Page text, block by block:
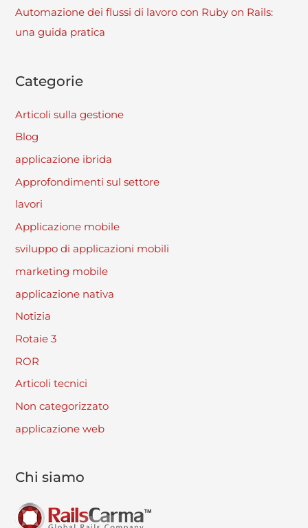
Automazione dei flussi di lavoro con Ruby on Rails:
una guida pratica
Categorie
Articoli sulla gestione
Blog
applicazione ibrida
Approfondimenti sul settore
lavori
Applicazione mobile
sviluppo di applicazioni mobili
marketing mobile
applicazione nativa
Notizia
Rotaie 3
ROR
Articoli tecnici
Non categorizzato
applicazione web
Chi siamo